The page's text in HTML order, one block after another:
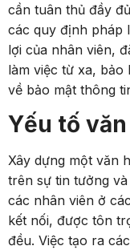
cần tuân thủ đầy
các quy định pháp
lợi của nhân viên,
làm việc từ xa, bảo
về bảo mật thông
Yếu tố
Xây dựng một văn
trên sự tin tưởng
các nhân viên ở
kết nối, được tôn
đều. Việc tạo ra